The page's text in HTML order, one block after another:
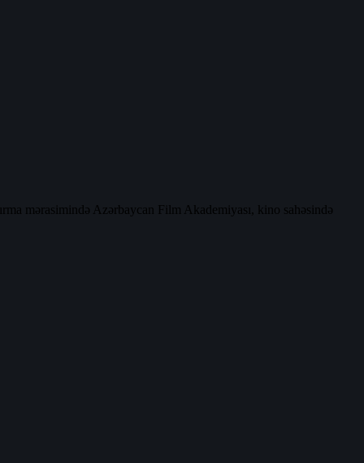
mərasimində Azərbaycan Film Akademiyası, kino sahəsində